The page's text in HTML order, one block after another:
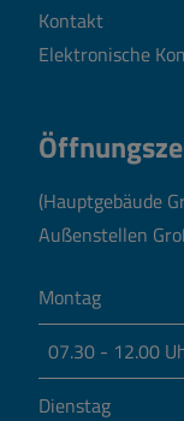
Kontakt
Elektronische
(Hauptgebäude
Außenstellen
Montag
07.30 - 12.00
Dienstag